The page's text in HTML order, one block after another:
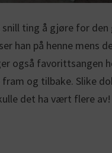
ting å gjøre for den
han på henne mens
også favorittsangen
fram og tilbake. Slike
det ha vært flere av!